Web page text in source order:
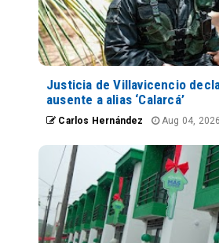
Justicia de Villavicencio
ausente a alias ‘Calarcá’
Carlos Hernández Aug 04, 2026